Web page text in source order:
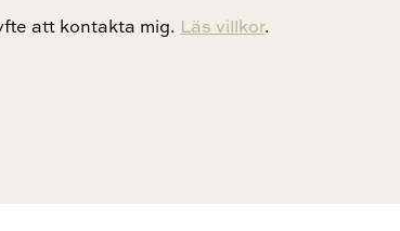
att kontakta mig. Läs villkor.